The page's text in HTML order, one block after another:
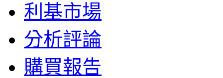
利基市場
分析評論
購買報告